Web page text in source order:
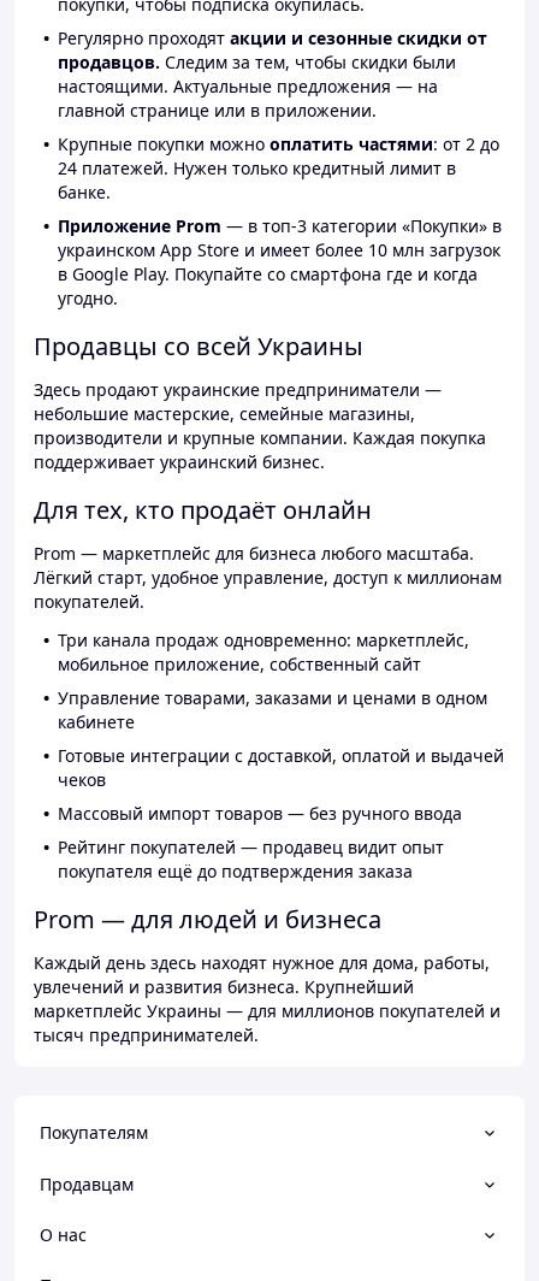
Регулярно проходят акции и сезонные скидки от
продавцов. Следим за тем, чтобы скидки были
настоящими. Актуальные предложения — на
главной странице или в приложении.
Крупные покупки можно оплатить частями: от 2 до
24 платежей. Нужен только кредитный лимит в
банке.
Приложение Prom — в топ-3 категории «Покупки» в
украинском App Store и имеет более 10 млн загрузок
в Google Play. Покупайте со смартфона где и когда
угодно.
Продавцы со всей Украины
Здесь продают украинские предприниматели —
небольшие мастерские, семейные магазины,
производители и крупные компании. Каждая покупка
поддерживает украинский бизнес.
Для тех, кто продаёт онлайн
Prom — маркетплейс для бизнеса любого масштаба.
Лёгкий старт, удобное управление, доступ к миллионам
покупателей.
Три канала продаж одновременно: маркетплейс,
мобильное приложение, собственный сайт
Управление товарами, заказами и ценами в одном
кабинете
Готовые интеграции с доставкой, оплатой и выдачей
чеков
Массовый импорт товаров — без ручного ввода
Рейтинг покупателей — продавец видит опыт
покупателя ещё до подтверждения заказа
Prom — для людей и бизнеса
Каждый день здесь находят нужное для дома, работы,
увлечений и развития бизнеса. Крупнейший
маркетплейс Украины — для миллионов покупателей и
тысяч предпринимателей.
Покупателям
Продавцам
О нас